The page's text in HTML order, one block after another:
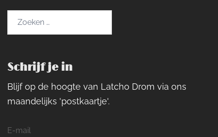
Schrijf je in
Blijf op de hoogte van Latcho Drom via ons
maandelijks 'postkaartje'.
E-mail